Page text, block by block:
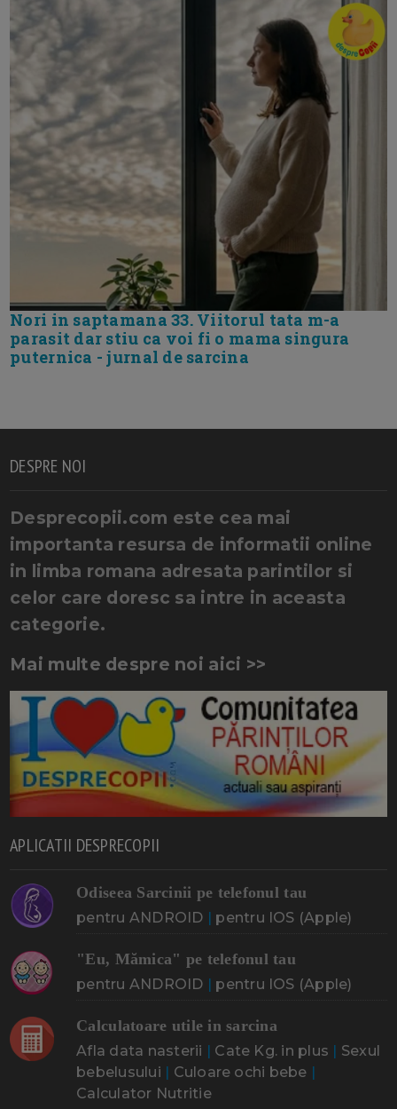
Nori in saptamana 33. Viitorul tata m-a
parasit dar stiu ca voi fi o mama singura
puternica - jurnal de sarcina
DESPRE NOI
Desprecopii.com este cea mai
importanta resursa de informatii online
in limba romana adresata parintilor si
celor care doresc sa intre in aceasta
categorie.
Mai multe despre noi aici >>
APLICATII DESPRECOPII
Odiseea Sarcinii pe telefonul tau
pentru ANDROID | pentru IOS (Apple)
"Eu, Mămica" pe telefonul tau
pentru ANDROID | pentru IOS (Apple)
Calculatoare utile in sarcina
Afla data nasterii | Cate Kg. in plus | Sexul
bebelusului | Culoare ochi bebe |
Calculator Nutritie